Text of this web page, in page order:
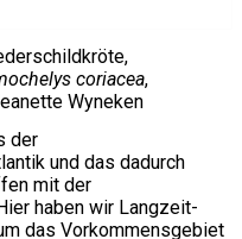
coriacea,
Wyneken
der
und das dadurch
mit der
haben wir Langzeit-
das Vorkommensgebiet